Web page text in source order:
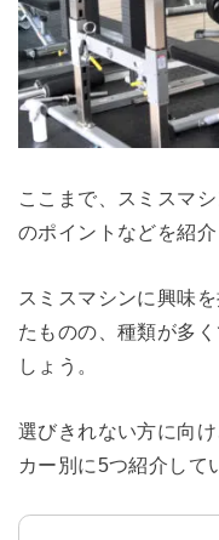
ここまで、スミスマ
のポイントなどを紹介
スミスマシンに興味
たものの、種類が多
しょう。
選びきれない方に向
カー別に5つ紹介して